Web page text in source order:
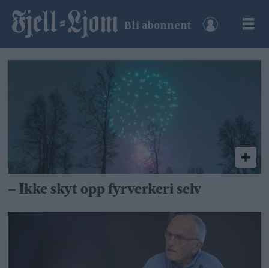
Bli abonnent
Tag:
fyrverkeriforbud
– Ikke skyt opp fyrverkeri selv